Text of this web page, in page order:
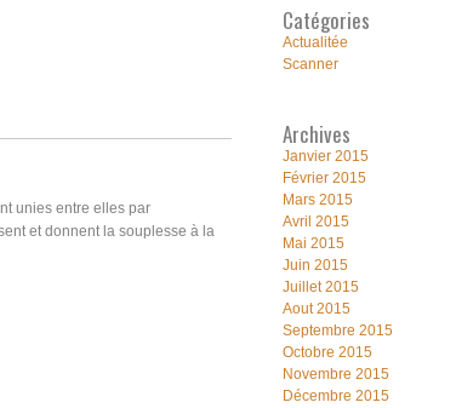
unies entre elles par
et donnent la souplesse à la
Catégories
Actualitée
Scanner
Archives
Janvier 2015
Février 2015
Mars 2015
Avril 2015
Mai 2015
Juin 2015
Juillet 2015
Aout 2015
Septembre 2015
Octobre 2015
Novembre 2015
Décembre 2015